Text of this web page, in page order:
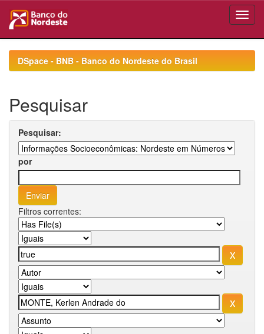
navigationDSpace - BNB - Banco do Nordeste do Brasil
Pesquisar
Pesquisar:
por
Filtros correntes: